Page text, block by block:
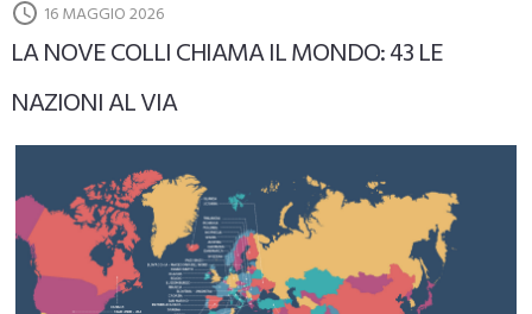
16 MAGGIO 2026
LA NOVE COLLI CHIAMA IL MONDO: 43 LE
NAZIONI AL VIA